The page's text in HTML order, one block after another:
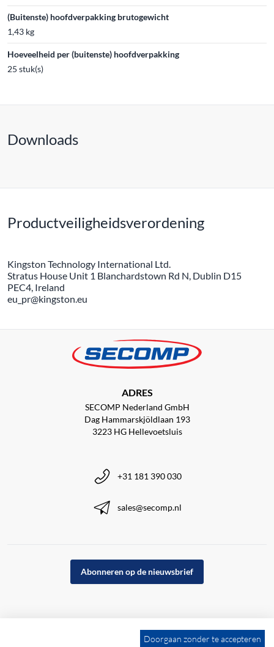
(Buitenste) hoofdverpakking brutogewicht
1,43 kg
Hoeveelheid per (buitenste) hoofdverpakking
25 stuk(s)
Downloads
Productveiligheidsverordening
Kingston Technology International Ltd.
Stratus House Unit 1 Blanchardstown Rd N, Dublin D15
PEC4, Ireland
eu_pr@kingston.eu
ADRES
SECOMP Nederland GmbH
Dag Hammarskjöldlaan 193
3223 HG Hellevoetsluis
+31 181 390 030
sales@secomp.nl
Abonneren op de nieuwsbrief
Doorgaan zonder te accepteren